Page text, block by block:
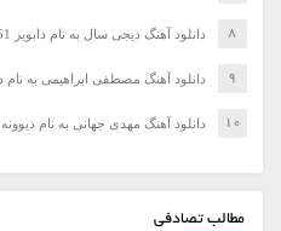
دانلود آهنگ دیجی سال به نام دابویز 151
دانلود آهنگ مصطفی ابراهیمی به نام
دانلود آهنگ مهدی جهانی به نام
مطالب تصادفی